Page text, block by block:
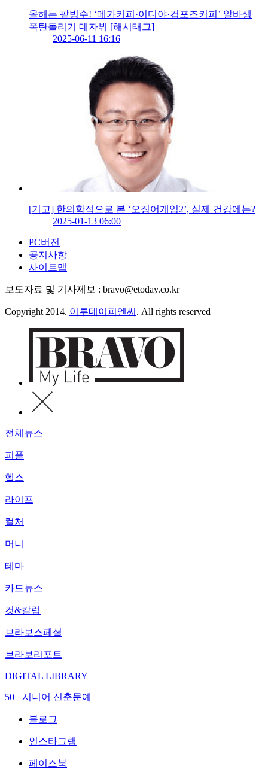
올해는 팥빙수! ‘메가커피·이디야·컴포즈커피’ 알바생
폭탄돌리기 데자뷔 [해시태그]
2025-06-11 16:16
[기고] 한의학적으로 본 ‘오징어게임2’, 실제 건강에는?
2025-01-13 06:00
PC버전
공지사항
사이트맵
보도자료 및 기사제보 : bravo@etoday.co.kr
Copyright 2014. 이투데이피엔씨 . All rights reserved
전체뉴스
피플
헬스
라이프
컬처
머니
테마
카드뉴스
컷&칼럼
브라보스페셜
브라보리포트
DIGITAL LIBRARY
50+ 시니어 신춘문예
블로그
인스타그램
페이스북